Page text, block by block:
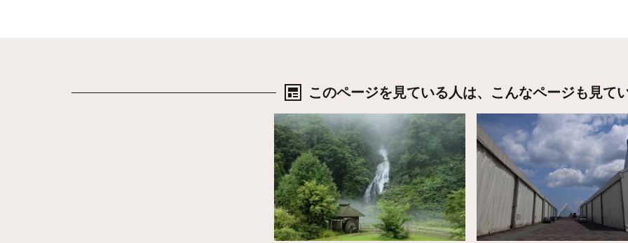
このページを見ている人は、 こんなページも見て
詳細はこちら 詳細はこちら